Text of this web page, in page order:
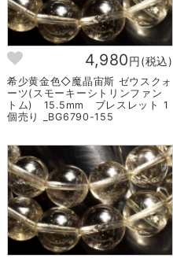
4,980円(税込)
希少黄金色◇魔晶宙斯 ゼウスクォ
ーツ(スモーキーシトリンファン
トム) 15.5mm ブレスレット 1
個売り _BG6790-155